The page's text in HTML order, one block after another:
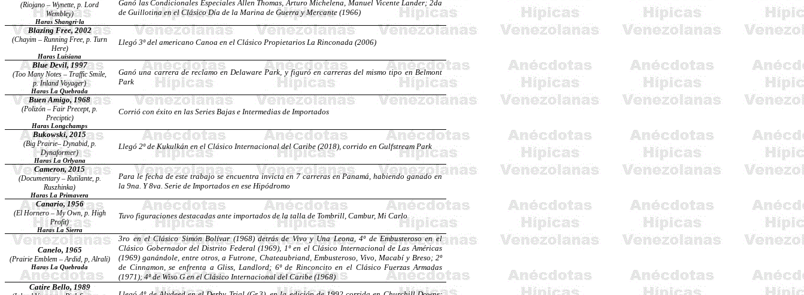
(Riojano – Wynette, p. Lord
Wembley)
HarasShangri-la
Ganó las Condicionales Especiales Allen Thomas, Arturo Michelena, Manuel Vicente Lander; 2da
de Guillotina en el Clásico Día de la Marina de Guerra y Mercante (1966)
Blazing Free, 2002
(Chayim– Running Free, p. Turn
Here)
Haras Luisiana
Llegó 3º del americano Canoa en el Clásico Propietarios La Rinconada (2006)
Blue Devil, 1997
(Too Many Notes – Traffic Smile,
p. Inland Voyager)
Haras La Quebrada
Ganó una carrera de reclamo en Delaware Park, y figuró en carreras del mismo tipo en Belmont
Park
Buen Amigo, 1968
(Polizón – Fair Precept, p.
Preciptic)
Haras Longchamps
Corrió con éxito en las Series Bajas e Intermedias de Importados
Bukowski, 2015
(Big Prairie– Dynabid, p.
Dynaformer)
Haras La Orlyana
Llegó 2º deKukulkánen el Clásico Internacional del Caribe (2018), corrido enGulfstreamPark
Cameron, 2015
(Documentary– Rutilante, p.
Ruszhinka)
Haras La Primavera
Para le fecha de este trabajo se encuentra invicta en 7 carreras en Panamá, habiendo ganado en
la 9na. Y 8va. Serie de Importados en ese Hipódromo
Canario, 1956
(El Hornero– My Own, p. High
Profit)
Haras La Sierra
Tuvo figuraciones destacadas ante importados de la talla de Tombrill, Cambur, Mi Carlo
Canelo, 1965
(Prairie Emblem –Ardid, p,Alrali)
Haras La Quebrada
3ro en el Clásico Simón Bolívar (1968) detrás de Vivo y Una Leona, 4º deEmbusterosoen el
Clásico Gobernador del Distrito Federal (1969), 1º en el Clásico Internacional de Las Américas
(1969) ganándole, entre otros, aFutrone, Chateaubriand, Embusteroso, Vivo, Macabí y Breso; 2º
de Cinnamon, se enfrenta aGliss, Landlord; 6º de Rinconcito en el Clásico Fuerzas Armadas
(1971); 4º deWisoG en el Clásico Internacional del Caribe (1968)
CatireBello, 1989